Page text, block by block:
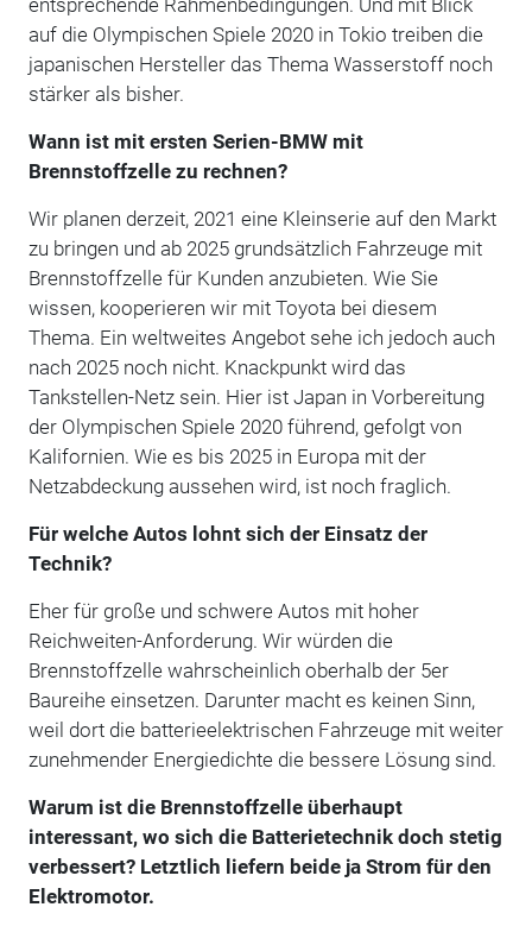
auf die Olympischen Spiele 2020 in Tokio treiben die
japanischen Hersteller das Thema Wasserstoff noch
stärker als bisher.
Wann ist mit ersten Serien-BMW mit
Brennstoffzelle zu rechnen?
Wir planen derzeit, 2021 eine Kleinserie auf den Markt
zu bringen und ab 2025 grundsätzlich Fahrzeuge mit
Brennstoffzelle für Kunden anzubieten. Wie Sie
wissen, kooperieren wir mit Toyota bei diesem
Thema. Ein weltweites Angebot sehe ich jedoch auch
nach 2025 noch nicht. Knackpunkt wird das
Tankstellen-Netz sein. Hier ist Japan in Vorbereitung
der Olympischen Spiele 2020 führend, gefolgt von
Kalifornien. Wie es bis 2025 in Europa mit der
Netzabdeckung aussehen wird, ist noch fraglich.
Für welche Autos lohnt sich der Einsatz der
Technik?
Eher für große und schwere Autos mit hoher
Reichweiten-Anforderung. Wir würden die
Brennstoffzelle wahrscheinlich oberhalb der 5er
Baureihe einsetzen. Darunter macht es keinen Sinn,
weil dort die batterieelektrischen Fahrzeuge mit weiter
zunehmender Energiedichte die bessere Lösung sind.
Warum ist die Brennstoffzelle überhaupt
interessant, wo sich die Batterietechnik doch stetig
verbessert? Letztlich liefern beide ja Strom für den
Elektromotor.